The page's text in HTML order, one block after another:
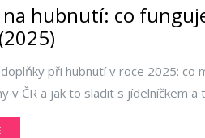
hubnutí: co
při hubnutí v roce 2025: co
v ČR a jak to sladit s jídelníčkem a